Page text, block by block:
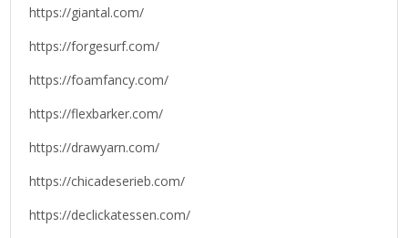
https://giantal.com/
https://forgesurf.com/
https://foamfancy.com/
https://flexbarker.com/
https://drawyarn.com/
https://chicadeserieb.com/
https://declickatessen.com/